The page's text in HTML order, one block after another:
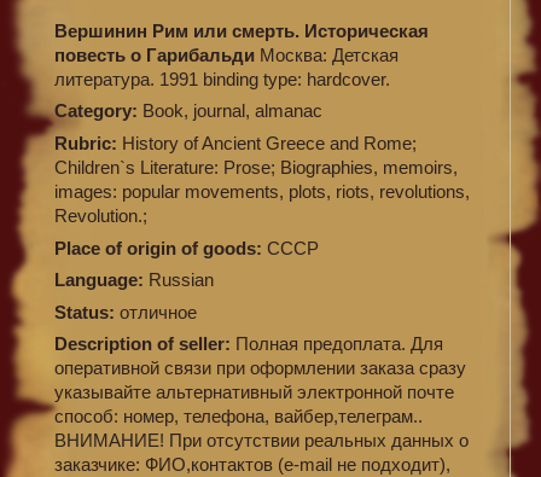
Вершинин Рим или смерть. Историческая
повесть о Гарибальди Москва: Детская
литература. 1991 binding type: hardcover.
Category: Book, journal, almanac
Rubric: History of Ancient Greece and Rome;
Children`s Literature: Prose; Biographies, memoirs,
images: popular movements, plots, riots, revolutions,
Revolution.;
Place of origin of goods: СССР
Language: Russian
Status: отличное
Description of seller: Полная предоплата. Для
оперативной связи при оформлении заказа сразу
указывайте альтернативный электронной почте
способ: номер, телефона, вайбер,телеграм..
ВНИМАНИЕ! При отсутствии реальных данных о
заказчике: ФИО,контактов (e-mail не подходит),